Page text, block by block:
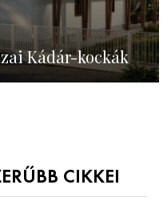
Kádár-kockák
CIKKEI